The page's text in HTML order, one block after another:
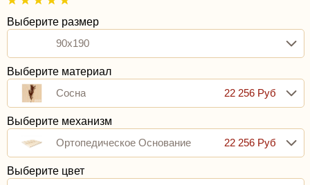
Выберите размер
90x190
Выберите материал
Сосна
22 256 Руб
Выберите механизм
Ортопедическое Основание
(базовое): Гнутоклееные
22 256 Руб
Выберите цвет